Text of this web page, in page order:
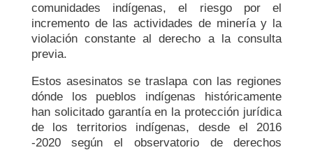
comunidades indígenas, el riesgo por el
incremento de las actividades de minería y la
violación constante al derecho a la consulta
previa.
Estos asesinatos se traslapa con las regiones
dónde los pueblos indígenas históricamente
han solicitado garantía en la protección jurídica
de los territorios indígenas, desde el 2016
-2020 según el observatorio de derechos